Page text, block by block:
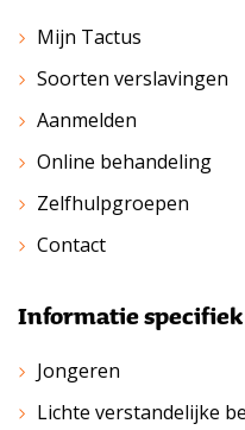
Mijn Tactus
Soorten verslavingen
Aanmelden
Online behandeling
Zelfhulpgroepen
Contact
Informatie
Jongeren
Lichte verstandelijke